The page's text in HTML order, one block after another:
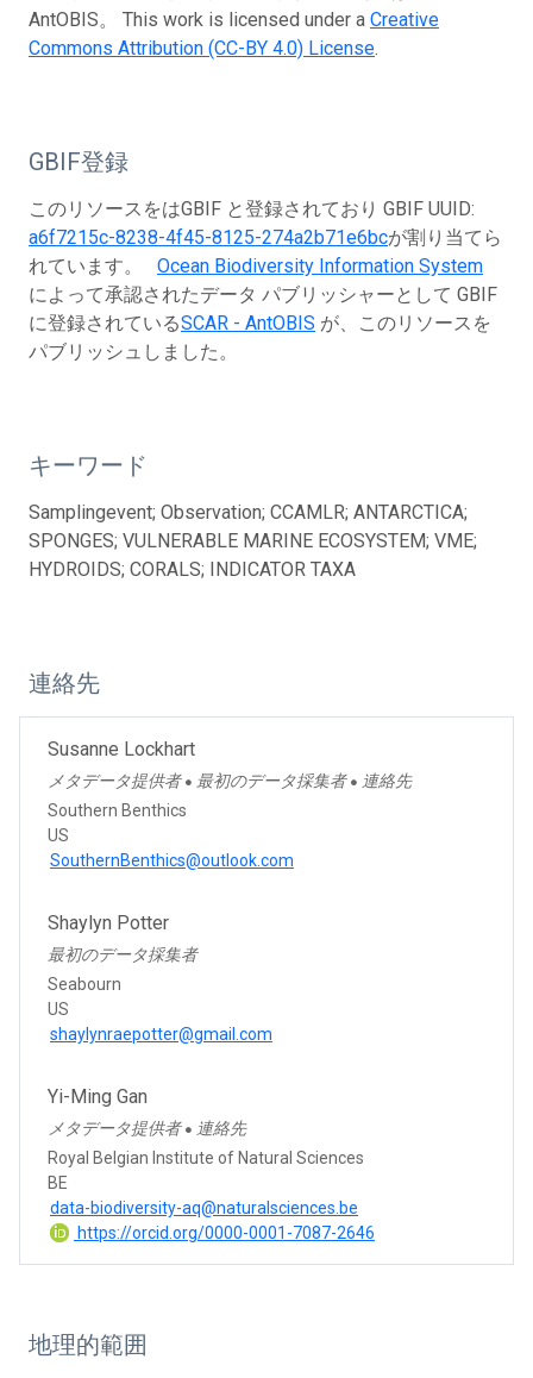
AntOBIS。 This work is licensed under a Creative
Commons Attribution (CC-BY 4.0) License.
GBIF登録
このリソースをはGBIF と登録されており GBIF UUID:
a6f7215c-8238-4f45-8125-274a2b71e6bcが割り当てら
れています。 Ocean Biodiversity Information System
によって承認されたデータ パブリッシャーとして GBIF
に登録されているSCAR - AntOBIS が、このリソースを
パブリッシュしました。
キーワード
Samplingevent; Observation; CCAMLR; ANTARCTICA;
SPONGES; VULNERABLE MARINE ECOSYSTEM; VME;
HYDROIDS; CORALS; INDICATOR TAXA
連絡先
Susanne Lockhart
メタデータ提供者 ● 最初のデータ採集者 ● 連絡先
Southern Benthics
US
SouthernBenthics@outlook.com
Shaylyn Potter
最初のデータ採集者
Seabourn
US
shaylynraepotter@gmail.com
Yi-Ming Gan
メタデータ提供者 ● 連絡先
Royal Belgian Institute of Natural Sciences
BE
data-biodiversity-aq@naturalsciences.be
https://orcid.org/0000-0001-7087-2646
地理的範囲